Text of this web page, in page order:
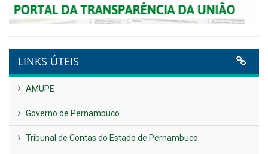
Publicado em: 14 de maio de 2026
VER TODAS NOTÍCIAS
UTILIDADE PÚBLICA